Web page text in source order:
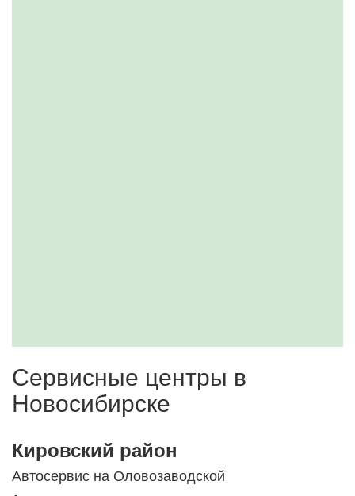
Сервисные центры в
Новосибирске
Кировский район
Автосервис на Оловозаводской